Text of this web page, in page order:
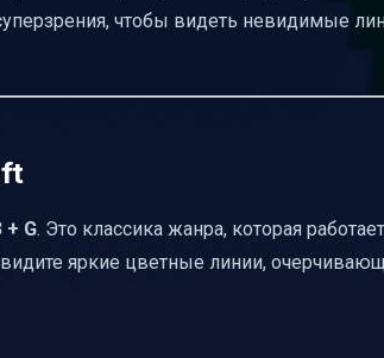
чтобы видеть невидимые
+ G. Это классика жанра, которая
яркие цветные линии,